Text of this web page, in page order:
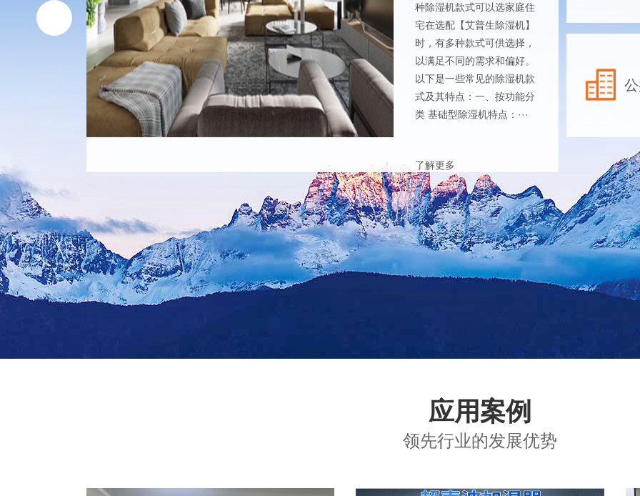
种除湿机款式可以选家庭住
宅在选配【艾普生除湿机】
时，有多种款式可供选择，
以满足不同的需求和偏好。
以下是一些常见的除湿机款
式及其特点：一、按功能分
类 基础型除湿机特点：···
了解更多
应用案例
领先行业的发展优势